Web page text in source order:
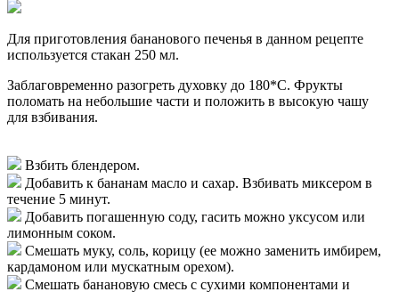
Для приготовления бананового печенья в данном рецепте
используется стакан 250 мл.
Заблаговременно разогреть духовку до 180*С. Фрукты
поломать на небольшие части и положить в высокую чашу
для взбивания.
Взбить блендером.
Добавить к бананам масло и сахар. Взбивать миксером в
течение 5 минут.
Добавить погашенную соду, гасить можно уксусом или
лимонным соком.
Смешать муку, соль, корицу (ее можно заменить имбирем,
кардамоном или мускатным орехом).
Смешать банановую смесь с сухими компонентами и